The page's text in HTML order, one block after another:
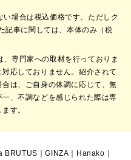
場合は税込価格です。ただしク
記事に関しては、本体のみ（税
専門家への取材を行っておりま
応しておりません。紹介されて
は、ご自身の体調に応じて、無
、不調などを感じられた際は専
す。
BRUTUS ｜GINZA ｜ Hanako ｜